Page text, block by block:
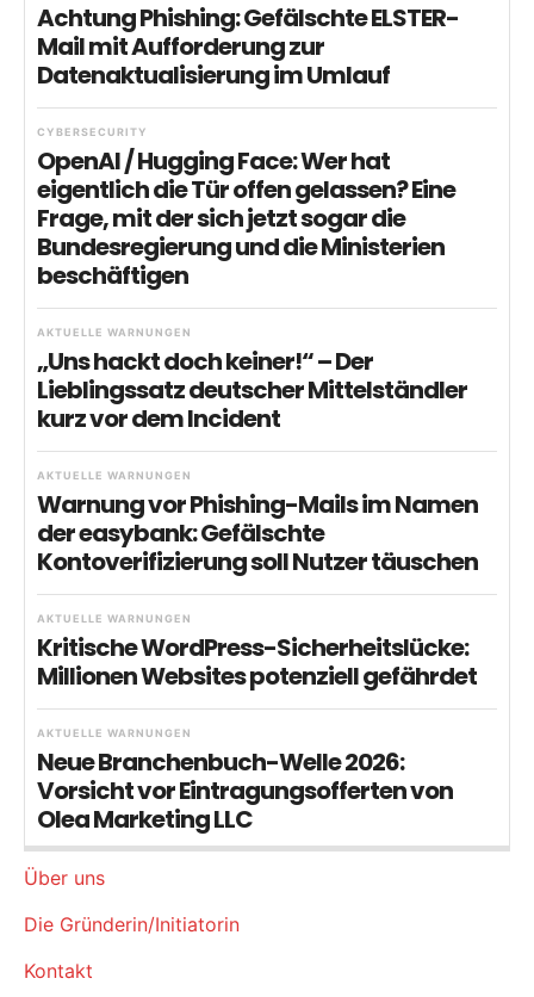
Achtung Phishing: Gefälschte ELSTER-
Mail mit Aufforderung zur
Datenaktualisierung im Umlauf
CYBERSECURITY
OpenAI / Hugging Face: Wer hat
eigentlich die Tür offen gelassen? Eine
Frage, mit der sich jetzt sogar die
Bundesregierung und die Ministerien
beschäftigen
AKTUELLE WARNUNGEN
„Uns hackt doch keiner!“ – Der
Lieblingssatz deutscher Mittelständler
kurz vor dem Incident
AKTUELLE WARNUNGEN
Warnung vor Phishing-Mails im Namen
der easybank: Gefälschte
Kontoverifizierung soll Nutzer täuschen
AKTUELLE WARNUNGEN
Kritische WordPress-Sicherheitslücke:
Millionen Websites potenziell gefährdet
AKTUELLE WARNUNGEN
Neue Branchenbuch-Welle 2026:
Vorsicht vor Eintragungsofferten von
Olea Marketing LLC
Über uns
Die Gründerin/Initiatorin
Kontakt